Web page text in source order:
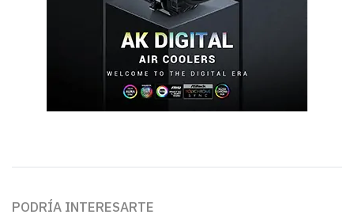
PODRÍA INTERESARTE